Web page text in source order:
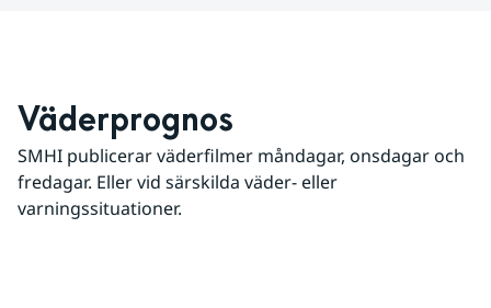
Väderprognos
SMHI publicerar väderfilmer måndagar, onsdagar och
fredagar. Eller vid särskilda väder- eller
varningssituationer.